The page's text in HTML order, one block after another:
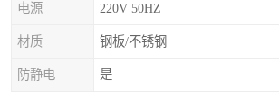
电源 220V 50HZ
材质 钢板/不锈钢
防静电 是